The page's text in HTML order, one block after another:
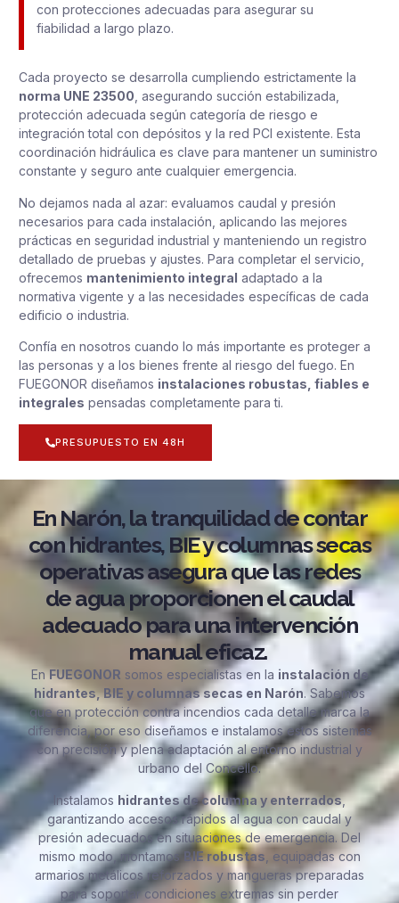
con protecciones adecuadas para asegurar su
fiabilidad a largo plazo.
Cada proyecto se desarrolla cumpliendo estrictamente la
norma UNE 23500 , asegurando succión estabilizada,
protección adecuada según categoría de riesgo e
integración total con depósitos y la red PCI existente. Esta
coordinación hidráulica es clave para mantener un suministro
constante y seguro ante cualquier emergencia.
No dejamos nada al azar: evaluamos caudal y presión
necesarios para cada instalación, aplicando las mejores
prácticas en seguridad industrial y manteniendo un registro
detallado de pruebas y ajustes. Para completar el servicio,
ofrecemos mantenimiento integral adaptado a la
normativa vigente y a las necesidades específicas de cada
edificio o industria.
Confía en nosotros cuando lo más importante es proteger a
las personas y a los bienes frente al riesgo del fuego. En
FUEGONOR diseñamos instalaciones robustas, fiables e
integrales pensadas completamente para ti.
PRESUPUESTO EN 48H
En Narón, la tranquilidad de contar
con hidrantes, BIE y columnas secas
operativas asegura que las redes
de agua proporcionen el caudal
adecuado para una intervención
manual eficaz.
EnFUEGONOR somos especialistas en la instalación de
hidrantes, BIE y columnas secas en Narón. Sabemos
que en protección contra incendios cada detalle marca la
diferencia, por eso diseñamos e instalamos estos sistemas
con precisión y plena adaptación al entorno industrial y
urbano del Concello.
Instalamos hidrantes de columna y enterrados,
garantizando accesos rápidos al agua con caudal y
presión adecuados en situaciones de emergencia. Del
mismo modo, montamos BIE robustas , equipadas con
armarios metálicos reforzados y mangueras preparadas
para soportar condiciones extremas sin perder